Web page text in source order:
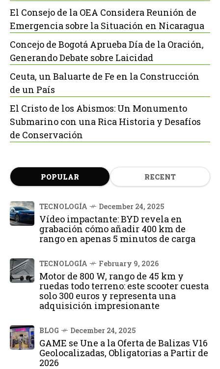
El Consejo de la OEA Considera Reunión de
Emergencia sobre la Situación en Nicaragua
Concejo de Bogotá Aprueba Día de la Oración,
Generando Debate sobre Laicidad
Ceuta, un Baluarte de Fe en la Construcción
de un País
El Cristo de los Abismos: Un Monumento
Submarino con una Rica Historia y Desafíos
de Conservación
POPULAR RECENT
TECNOLOGÍA December 24, 2025
Vídeo impactante: BYD revela en
grabación cómo añadir 400 km de
rango en apenas 5 minutos de carga
TECNOLOGÍA February 9, 2026
Motor de 800 W, rango de 45 km y
ruedas todo terreno: este scooter cuesta
solo 300 euros y representa una
adquisición impresionante
BLOG December 24, 2025
GAME se Une a la Oferta de Balizas V16
Geolocalizadas, Obligatorias a Partir de
2026